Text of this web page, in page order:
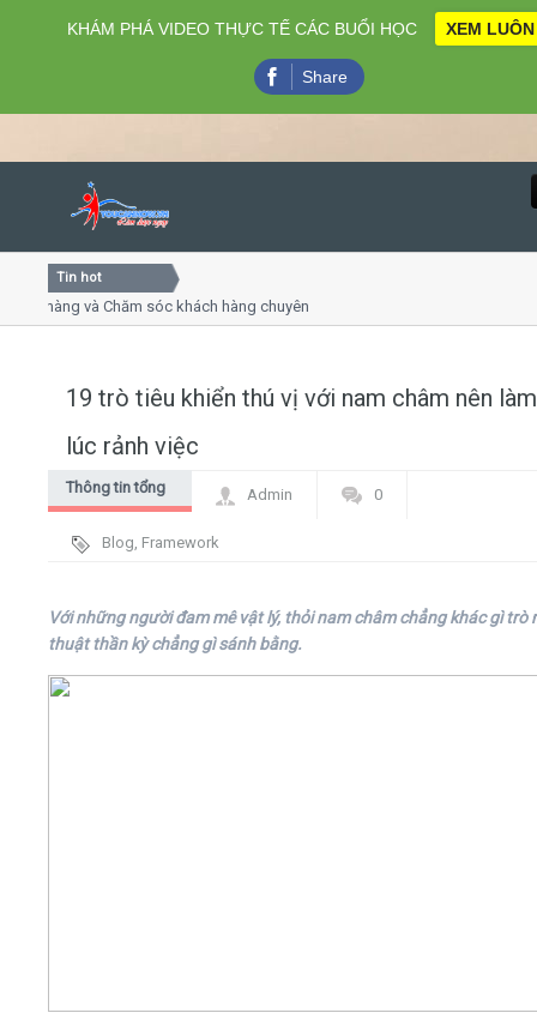
Close
Home
Kiến thức
Tin hot
và Chăm sóc khách hàng chuyên nghiệp
19 trò tiêu khiển thú vị với nam châm nên làm
lúc rảnh việc
Thông tin tổng
Admin 0
Blog, Framework
Với những người đam mê vật lý, thỏi nam châm chẳng khác gì trò
thuật thần kỳ chẳng gì sánh bằng.
KHÁM PHÁ VIDEO THỰC TẾ CÁC BUỔI HỌC XEM LUÔN
Share